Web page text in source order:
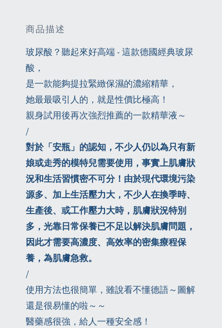
商品描述
玻尿酸？聽起來好高端 - 這款德國經典玻尿
酸，
是一款能夠提拉緊緻保濕的濃縮精華，
她最最吸引人的，就是性價比極高！
親身試用後再次強烈推薦的一款精華液～
/
對於「安瓶」的認知，不少人仍以為只有新
娘或走秀的模特兒需要使用，事實上肌膚狀
況和生活習慣密不可分！由於現代環境污染
源多、加上生活壓力大，不少人在換季時、
生產後、或工作壓力大時，肌膚狀況特別
多，光靠日常保養已不足以解決肌膚問題，
因此才需要高濃度、高效率的密集療程保
養，為肌膚急救。
/
使用方法也很簡單，雖說看不懂德語～圖解
還是很易懂的啦～～
醫藥感很強，給人一種安全感！